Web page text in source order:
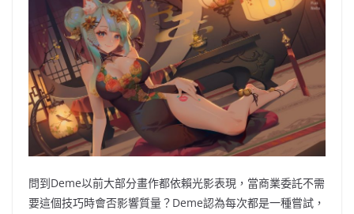
問到Deme以前大部分畫作都依賴光影表現，當商業委託不需
要這個技巧時會否影響質量？Deme認為每次都是一種嘗試，